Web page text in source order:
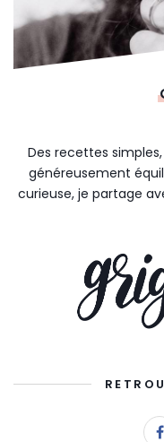
Des recettes
généreusement
curieuse, je partage